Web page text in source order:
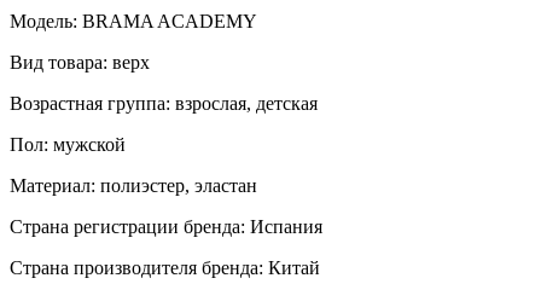
Модель: BRAMA ACADEMY
Вид товара: верх
Возрастная группа: взрослая, детская
Пол: мужской
Материал: полиэстер, эластан
Страна регистрации бренда: Испания
Страна производителя бренда: Китай